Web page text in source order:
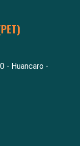
- Huancaro -